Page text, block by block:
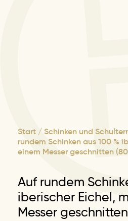
Start / Schinken und
rundem Schinken aus 100 %
einem Messer geschnitten
Auf rundem
iberischer Eichel,
Messer